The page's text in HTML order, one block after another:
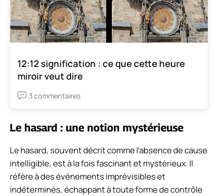
12:12 signification : ce que cette heure
miroir veut dire
3 commentaires
Le hasard : une notion mystérieuse
Le hasard, souvent décrit comme l’absence de cause
intelligible, est à la fois fascinant et mystérieux. Il
réfère à des événements imprévisibles et
indéterminés, échappant à toute forme de contrôle